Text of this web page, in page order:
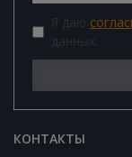
Я даю
данных.
КОНТАКТЫ